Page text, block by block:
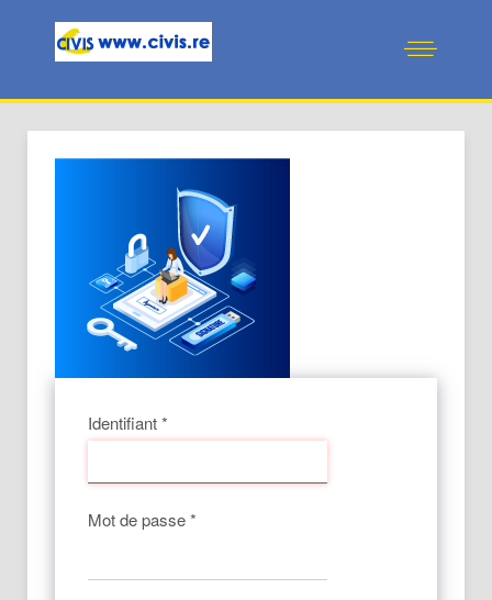
Identifiant*
Mot de passe*